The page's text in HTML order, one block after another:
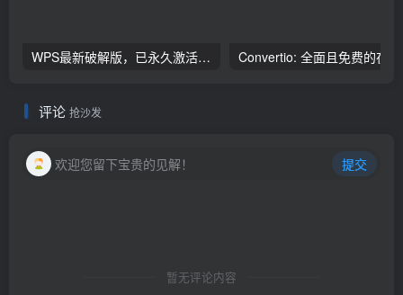
WPS最新破解版，已永久激活，无限制使用！
评论 抢沙发
欢迎您留下宝贵的见解！ 提交
暂无评论内容